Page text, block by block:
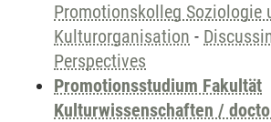
Promotionskolleg Soziologie
Kulturorganisation -
Perspectives
Promotionsstudium Fakultät
Kulturwissenschaften /